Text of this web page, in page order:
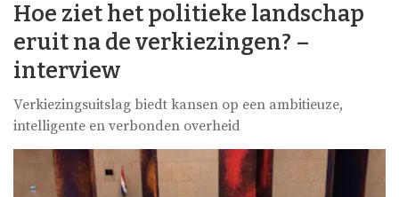
Hoe ziet het politieke landschap
eruit na de verkiezingen? –
interview
Verkiezingsuitslag biedt kansen op een ambitieuze,
intelligente en verbonden overheid